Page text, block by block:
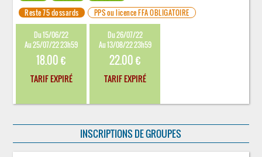
Reste 75 dossards
PPS ou licence FFA OBLIGATOIRE
Du 15/06/22
Au 25/07/22 23h59
18.00 €
TARIF EXPIRÉ
Du 26/07/22
Au 13/08/22 23h59
22.00 €
TARIF EXPIRÉ
INSCRIPTIONS DE GROUPES